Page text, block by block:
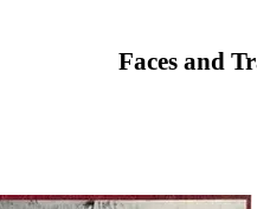
Faces and